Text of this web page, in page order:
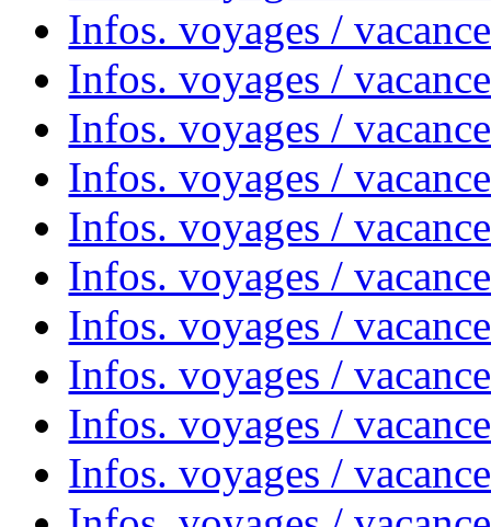
Infos. voyages /
Infos. voyages /
Infos. voyages /
Infos. voyages /
Infos. voyages /
Infos. voyages /
Infos. voyages /
Infos. voyages /
Infos. voyages /
Infos. voyages /